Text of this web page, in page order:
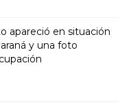
apareció en situación
y una foto